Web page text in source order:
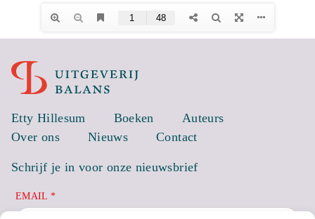
Etty Hillesum Boeken
Auteurs
Over ons
Nieuws Contact
Schrijf je in voor onze nieuwsbrief
EMAIL *